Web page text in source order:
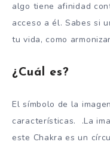
algo tiene afinidad
acceso a él. Sabes si
tu vida, como
¿Cuál es?
El símbolo de la
características. .La
este Chakra es un